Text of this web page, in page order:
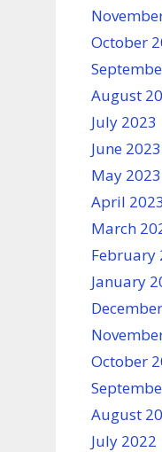
October
August
July 2023
June 2023
May 2023
April 2023
March
February
January
October
August
July 2022